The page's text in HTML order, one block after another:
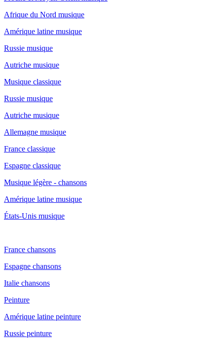
Afrique du Nord musique
Amérique latine musique
Russie musique
Autriche musique
Musique classique
Russie musique
Autriche musique
Allemagne musique
France classique
Espagne classique
Musique légère - chansons
Amérique latine musique
États-Unis musique
France chansons
Espagne chansons
Italie chansons
Peinture
Amérique latine peinture
Russie peinture